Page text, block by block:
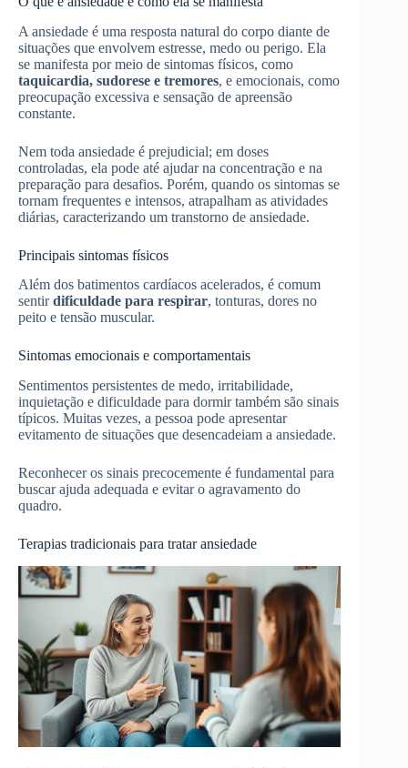
A ansiedade é uma resposta natural do corpo diante de
situações que envolvem estresse, medo ou perigo. Ela
se manifesta por meio de sintomas físicos, como
taquicardia, sudorese e tremores, e emocionais, como
preocupação excessiva e sensação de apreensão
constante.
Nem toda ansiedade é prejudicial; em doses
controladas, ela pode até ajudar na concentração e na
preparação para desafios. Porém, quando os sintomas se
tornam frequentes e intensos, atrapalham as atividades
diárias, caracterizando um transtorno de ansiedade.
Principais sintomas físicos
Além dos batimentos cardíacos acelerados, é comum
sentirdificuldade para respirar, tonturas, dores no
peito e tensão muscular.
Sintomas emocionais e comportamentais
Sentimentos persistentes de medo, irritabilidade,
inquietação e dificuldade para dormir também são sinais
típicos. Muitas vezes, a pessoa pode apresentar
evitamento de situações que desencadeiam a ansiedade.
Reconhecer os sinais precocemente é fundamental para
buscar ajuda adequada e evitar o agravamento do
quadro.
Terapias tradicionais para tratar ansiedade